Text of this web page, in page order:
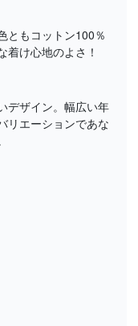
ともコットン100％
着け心地のよさ！
デザイン。幅広い年
リエーションであな